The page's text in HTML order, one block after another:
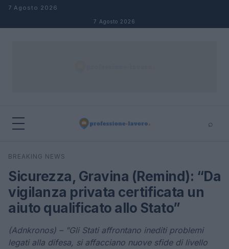
Salta al contenuto
7 Agosto 2026
7 Agosto 2026
⌕
Cerca
BREAKING NEWS
Sicurezza, Gravina (Remind): “Da
vigilanza privata certificata un
aiuto qualificato allo Stato”
(Adnkronos) – "Gli Stati affrontano inediti problemi
legati alla difesa, si affacciano nuove sfide di livello